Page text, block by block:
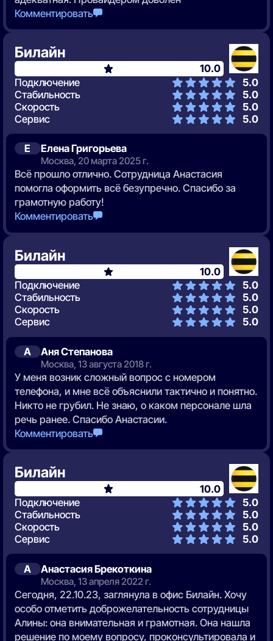
Комментировать
Е Елена Григорьева
Москва, 20 марта 2025 г.
Всё прошло отлично. Сотрудница Анастасия
помогла оформить всё безупречно. Спасибо за
грамотную работу!
Комментировать
Билайн
10.0
Подключение
5.0
Стабильность
5.0
Скорость
5.0
Сервис
5.0
А Аня Степанова
Москва, 13 августа 2018 г.
У меня возник сложный вопрос с номером
телефона, и мне всё объяснили тактично и понятно.
Никто не грубил. Не знаю, о каком персонале шла
речь ранее. Спасибо Анастасии.
Комментировать
Билайн
10.0
Подключение
5.0
Стабильность
5.0
Скорость
5.0
Сервис
5.0
А Анастасия Брекоткина
Москва, 13 апреля 2022 г.
Сегодня, 22.10.23, заглянула в офис Билайн. Хочу
особо отметить доброжелательность сотрудницы
Алины: она внимательная и грамотная. Она нашла
решение по моему вопросу, проконсультировала и
Билайн
10.0
Подключение
5.0
Стабильность
5.0
Скорость
5.0
Сервис
5.0